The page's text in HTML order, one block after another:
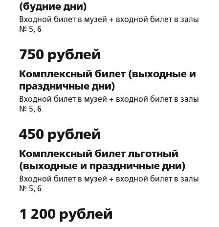
(будние дни)
Входной билет в музей + входной билет в залы
№ 5, 6
750 рублей
Комплексный билет (выходные и
праздничные дни)
Входной билет в музей + входной билет в залы
№ 5, 6
450 рублей
Комплексный билет льготный
(выходные и праздничные дни)
Входной билет в музей + входной билет в залы
№ 5, 6
1 200 рублей